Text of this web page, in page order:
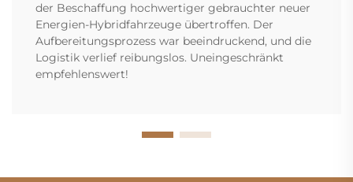
der Beschaffung hochwertiger gebrauchter neuer
Energien-Hybridfahrzeuge übertroffen. Der
Aufbereitungsprozess war beeindruckend, und die
Logistik verlief reibungslos. Uneingeschränkt
empfehlenswert!